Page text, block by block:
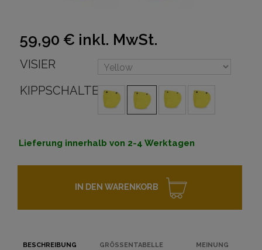
59,90 € inkl. MwSt.
VISIER
KIPPSCHALTER
Lieferung innerhalb von 2-4 Werktagen
IN DEN WARENKORB
BESCHREIBUNG GRÖSSENTABELLE MEINUNG